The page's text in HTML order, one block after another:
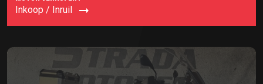
Inkoop / Inruil